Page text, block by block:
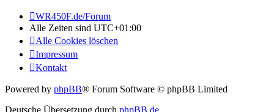
WR450F.de/Forum
Alle Zeiten sind UTC+01:00
Alle Cookies löschen
Impressum
Kontakt
Powered by phpBB® Forum Software © phpBB Limited